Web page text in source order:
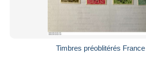
Timbres préoblitérés